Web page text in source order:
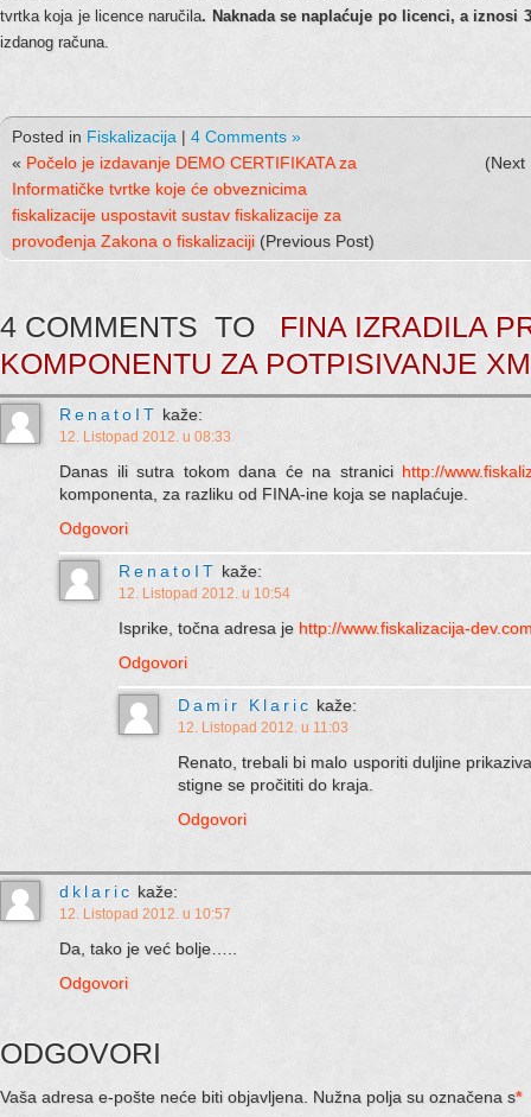
tvrtka koja je licence naručila. Naknada se naplaćuje po licenci, a iznosi
izdanog računa.
Posted in Fiskalizacija | 4 Comments »
« Počelo je izdavanje DEMO CERTIFIKATA za
Informatičke tvrtke koje će obveznicima
fiskalizacije uspostavit sustav fiskalizacije za
provođenja Zakona o fiskalizaciji (Previous Post)
4 COMMENTS TO FINA IZRADILA
KOMPONENTU ZA POTPISIVANJE
RenatoIT kaže:
12. Listopad 2012. u 08:33
Danas ili sutra tokom dana će na stranici http://
komponenta, za razliku od FINA-ine koja se naplaćuje.
Odgovori
RenatoIT kaže:
12. Listopad 2012. u 10:54
Isprike, točna adresa je http://www.fiskalizacija-
Odgovori
Damir Klaric kaže:
12. Listopad 2012. u 11:03
Renato, trebali bi malo usporiti duljine
stigne se pročititi do kraja.
Odgovori
dklaric kaže:
12. Listopad 2012. u 10:57
Da, tako je već bolje…..
Odgovori
ODGOVORI
Vaša adresa e-pošte neće biti objavljena. Nužna polja su označena s*